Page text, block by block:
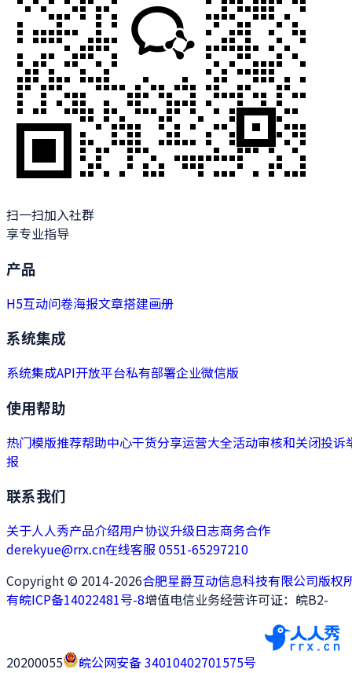
扫一扫加入社群
享专业指导
产品
H5互动问卷海报文章搭建画册
系统集成
系统集成API开放平台私有部署企业微信版
使用帮助
热门模版推荐帮助中心干货分享运营大全活动审核和关闭投诉
报
联系我们
关于人人秀产品介绍用户协议升级日志商务合作
derekyue@rrx.cn在线客服 0551-65297210
Copyright © 2014-2026合肥星爵互动信息科技有限公司版权
有皖ICP备14022481号-8增值电信业务经营许可证：皖B2-
20200055
皖公网安备 34010402701575号